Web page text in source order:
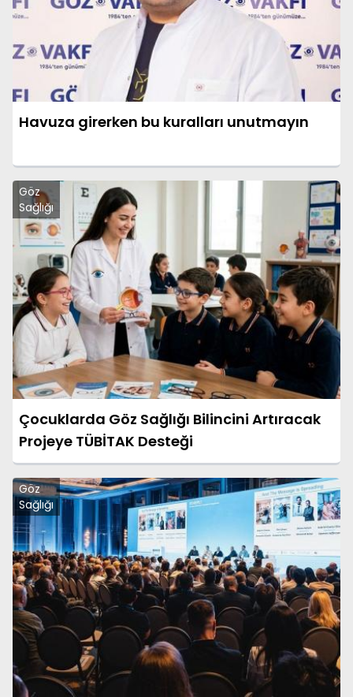
Havuza girerken bu kuralları unutmayın
Göz
Sağlığı
Çocuklarda Göz Sağlığı Bilincini Artıracak
Projeye TÜBİTAK Desteği
Göz
Sağlığı